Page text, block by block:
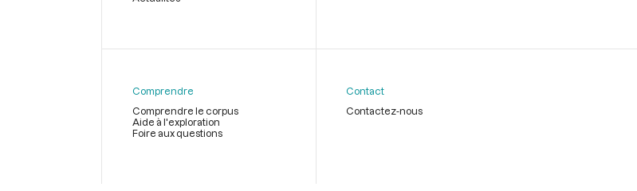
page
Comprendre
Comprendre le corpus
Aide à l'exploration
Foire aux questions
Contact
Contactez-nous